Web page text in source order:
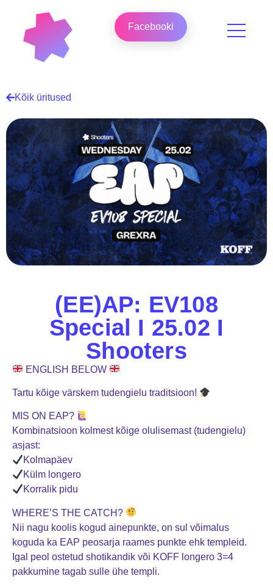
Facebooki
Kõik üritused
(EE)AP: EV108
Special I 25.02 I
Shooters
ENGLISH BELOW
Tartu kõige värskem tudengielu traditsioon!
MIS ON EAP?
Kombinatsioon kolmest kõige olulisemast (tudengielu)
asjast:
Kolmapäev
Külm longero
Korralik pidu
WHERE’S THE CATCH?
Nii nagu koolis kogud ainepunkte, on sul võimalus
koguda ka EAP peosarja raames punkte ehk templeid.
Igal peol ostetud shotikandik või KOFF longero 3=4
pakkumine tagab sulle ühe templi.